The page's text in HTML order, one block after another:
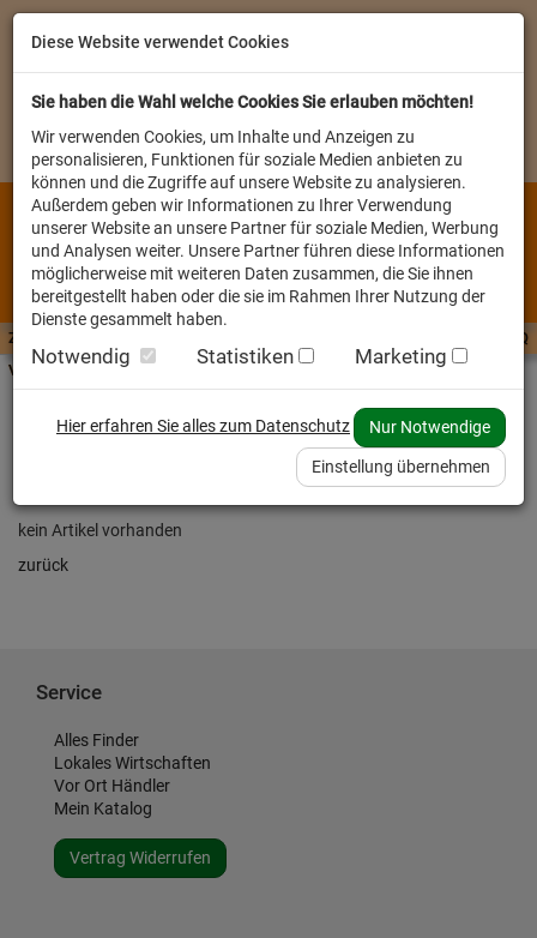
Zutaten A-Z
Service FAQ
Verkäufer vor Ort
Mit dem Ausbau des Shops wird diese Seite
kein Artikel vorhanden
zurück
Service
Alles Finder
Lokales Wirtschaften
Vor Ort Händler
Mein Katalog
Vertrag Widerrufen
Diese Website verwendet Cookies
Sie haben die Wahl welche Cookies Sie erlauben möchten!
Wir verwenden Cookies, um Inhalte und Anzeigen zu
personalisieren, Funktionen für soziale Medien anbieten zu
können und die Zugriffe auf unsere Website zu analysieren.
Außerdem geben wir Informationen zu Ihrer Verwendung
unserer Website an unsere Partner für soziale Medien, Werbung
und Analysen weiter. Unsere Partner führen diese Informationen
möglicherweise mit weiteren Daten zusammen, die Sie ihnen
bereitgestellt haben oder die sie im Rahmen Ihrer Nutzung der
Dienste gesammelt haben.
Notwendig Statistiken Marketing
Hier erfahren Sie alles zum Datenschutz Nur Notwendige
Einstellung übernehmen